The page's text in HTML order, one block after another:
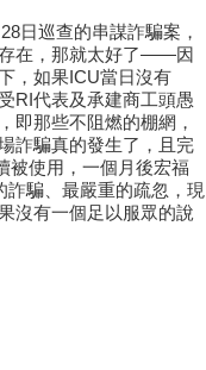
日巡查的串謀詐騙案，
在，那就太好了——因
，如果ICU當日沒有
RI代表及承建商工頭愚
即那些不阻燃的棚網，
詐騙真的發生了，且完
被使用，一個月後宏福
騙、最嚴重的疏忽，現
沒有一個足以服眾的說